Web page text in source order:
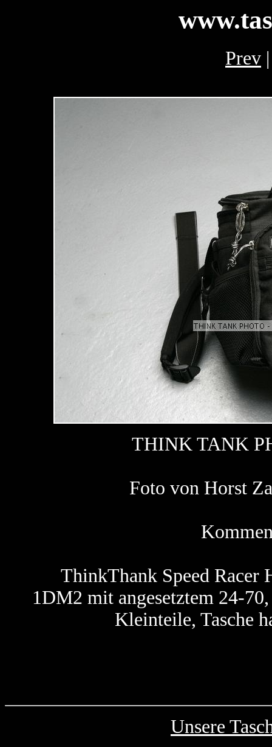
Prev
THINK TANK
Foto von Horst
ThinkThank Speed Racer
1DM2 mit angesetztem 24-
Kleinteile, Tasche
Unsere